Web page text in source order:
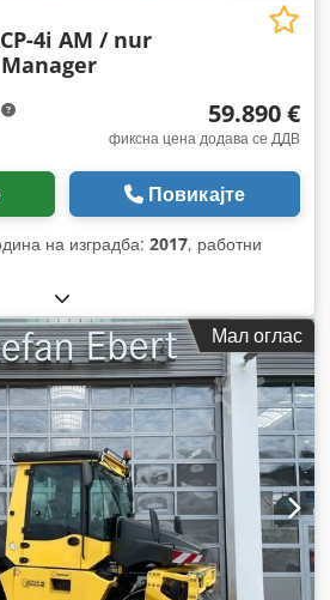
4i AM / nur
59.890 €
фиксна цена додава се ДДВ
Повикајте
на изградба: 2017, работни
Мал оглас